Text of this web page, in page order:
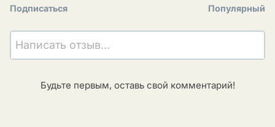
Подписаться Популярный
Написать отзыв...
Будьте первым, оставь свой комментарий!